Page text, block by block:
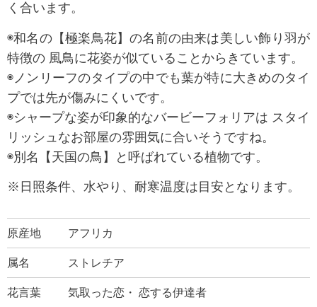
く合います。
◉和名の【極楽鳥花】の名前の由来は美しい飾り羽が
特徴の 風鳥に花姿が似ていることからきています。
◉ノンリーフのタイプの中でも葉が特に大きめのタイ
プでは先が傷みにくいです。
◉シャープな姿が印象的なバービーフォリアは スタイ
リッシュなお部屋の雰囲気に合いそうですね。
◉別名【天国の鳥】と呼ばれている植物です。
※日照条件、水やり、耐寒温度は目安となります。
原産地 アフリカ
属名 ストレチア
花言葉 気取った恋・ 恋する伊達者